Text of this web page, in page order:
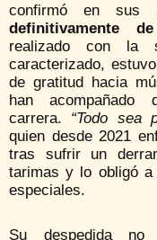
confirmó en sus
definitivamente
realizado con la
caracterizado,
de gratitud hacia
han
carrera. “Todo sea
quien desde 2021
tras sufrir un
tarimas y lo obligó
especiales.
Su despedida